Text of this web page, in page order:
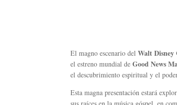
El magno escenario del Walt
el estreno mundial de Good News
el descubrimiento espiritual y el
Esta magna presentación estará